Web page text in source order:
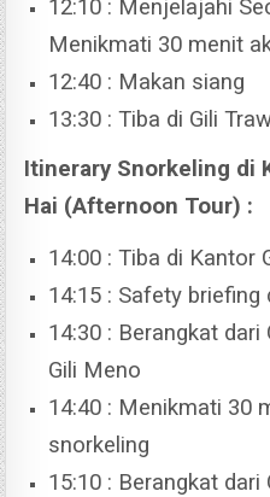
12:10 : Menjelajahi
Menikmati 30 menit
12:40 : Makan siang
13:30 : Tiba di Gili
Itinerary Snorkeling di
Hai (Afternoon Tour) :
14:00 : Tiba di Kantor
14:15 : Safety briefing
14:30 : Berangkat
Gili Meno
14:40 : Menikmati 30
snorkeling
15:10 : Berangkat